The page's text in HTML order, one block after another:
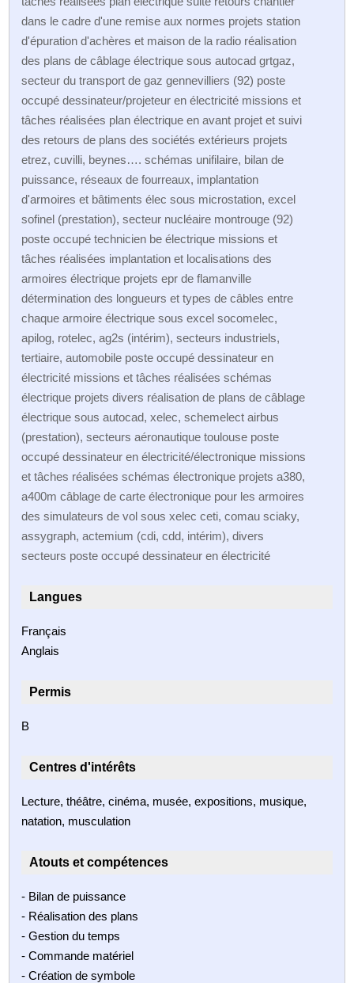
dans le cadre d'une remise aux normes projets station
d'épuration d'achères et maison de la radio réalisation
des plans de câblage électrique sous autocad grtgaz,
secteur du transport de gaz gennevilliers (92) poste
occupé dessinateur/projeteur en électricité missions et
tâches réalisées plan électrique en avant projet et suivi
des retours de plans des sociétés extérieurs projets
etrez, cuvilli, beynes…. schémas unifilaire, bilan de
puissance, réseaux de fourreaux, implantation
d'armoires et bâtiments élec sous microstation, excel
sofinel (prestation), secteur nucléaire montrouge (92)
poste occupé technicien be électrique missions et
tâches réalisées implantation et localisations des
armoires électrique projets epr de flamanville
détermination des longueurs et types de câbles entre
chaque armoire électrique sous excel socomelec,
apilog, rotelec, ag2s (intérim), secteurs industriels,
tertiaire, automobile poste occupé dessinateur en
électricité missions et tâches réalisées schémas
électrique projets divers réalisation de plans de câblage
électrique sous autocad, xelec, schemelect airbus
(prestation), secteurs aéronautique toulouse poste
occupé dessinateur en électricité/électronique missions
et tâches réalisées schémas électronique projets a380,
a400m câblage de carte électronique pour les armoires
des simulateurs de vol sous xelec ceti, comau sciaky,
assygraph, actemium (cdi, cdd, intérim), divers
secteurs poste occupé dessinateur en électricité
Langues
Français
Anglais
Permis
B
Centres d'intérêts
Lecture, théâtre, cinéma, musée, expositions, musique,
natation, musculation
Atouts et compétences
- Bilan de puissance
- Réalisation des plans
- Gestion du temps
- Commande matériel
- Création de symbole